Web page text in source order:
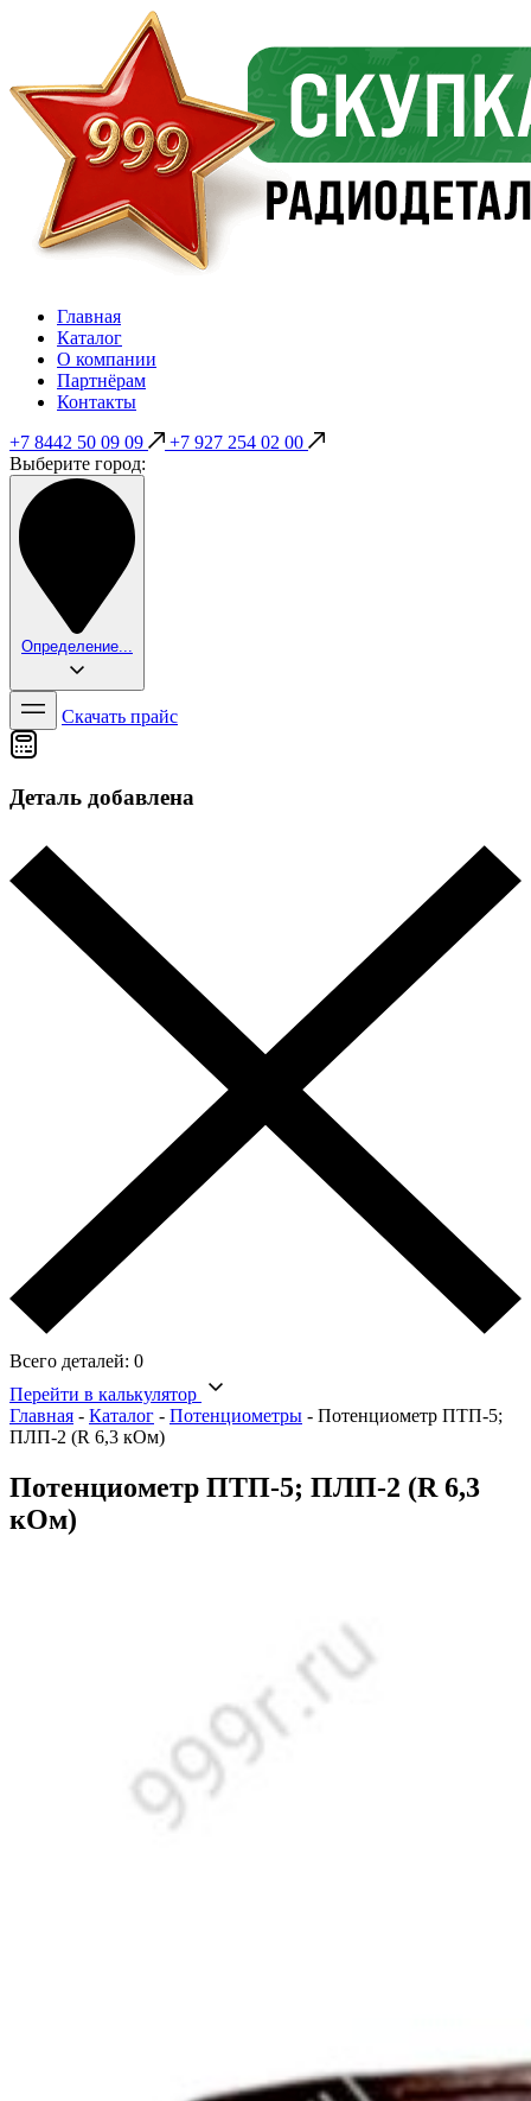
Главная
Каталог
О компании
Партнёрам
Контакты
+7 8442 50 09 09
+7 927 254 02 00
Выберите город:
Определение...
Скачать прайс
Деталь добавлена
Всего деталей: 0
Перейти в калькулятор
Главная - Каталог - Потенциометры - Потенциометр ПТП-5;
ПЛП-2 (R 6,3 кОм)
Потенциометр ПТП-5; ПЛП-2 (R 6,3
кОм)